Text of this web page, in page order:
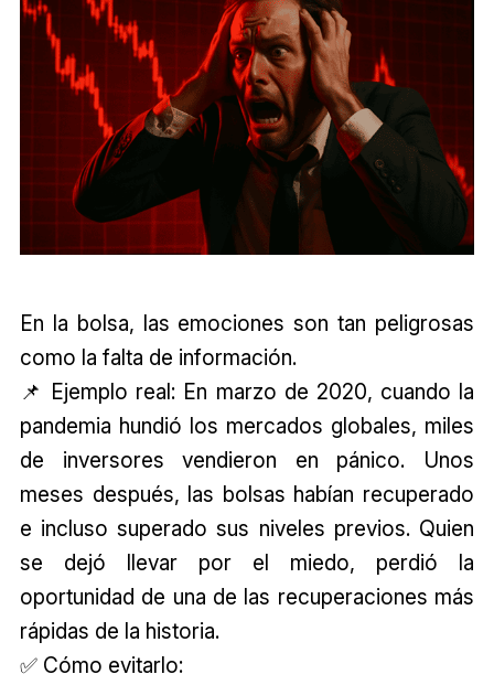
En la bolsa, las emociones son tan peligrosas
como la falta de información.
📌 Ejemplo real: En marzo de 2020, cuando la
pandemia hundió los mercados globales, miles
de inversores vendieron en pánico. Unos
meses después, las bolsas habían recuperado
e incluso superado sus niveles previos. Quien
se dejó llevar por el miedo, perdió la
oportunidad de una de las recuperaciones más
rápidas de la historia.
✅ Cómo evitarlo: